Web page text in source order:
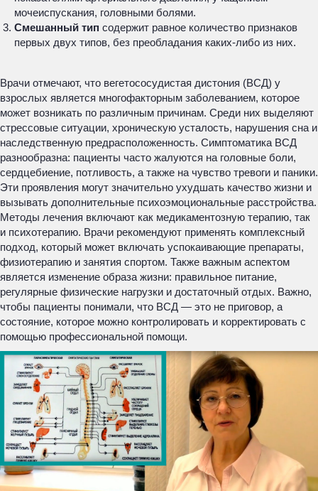
мочеиспускания, головными болями.
Смешанный тип содержит равное количество признаков
первых двух типов, без преобладания каких-либо из них.
Врачи отмечают, что вегетососудистая дистония (ВСД) у
взрослых является многофакторным заболеванием, которое
может возникать по различным причинам. Среди них выделяют
стрессовые ситуации, хроническую усталость, нарушения сна и
наследственную предрасположенность. Симптоматика ВСД
разнообразна: пациенты часто жалуются на головные боли,
сердцебиение, потливость, а также на чувство тревоги и паники.
Эти проявления могут значительно ухудшать качество жизни и
вызывать дополнительные психоэмоциональные расстройства.
Методы лечения включают как медикаментозную терапию, так
и психотерапию. Врачи рекомендуют применять комплексный
подход, который может включать успокаивающие препараты,
физиотерапию и занятия спортом. Также важным аспектом
является изменение образа жизни: правильное питание,
регулярные физические нагрузки и достаточный отдых. Важно,
чтобы пациенты понимали, что ВСД — это не приговор, а
состояние, которое можно контролировать и корректировать с
помощью профессиональной помощи.